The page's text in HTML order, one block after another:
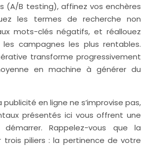
(A/B testing), affinez vos enchères
les termes de recherche non
mots-clés négatifs, et réallouez
campagnes les plus rentables.
transforme progressivement
en machine à générer du
publicité en ligne ne s’improvise pas,
présentés ici vous offrent une
Rappelez-vous que la
trois piliers : la pertinence de votre